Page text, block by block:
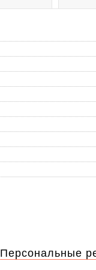
Персональные